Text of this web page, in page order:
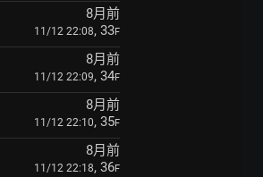
8月前
11/12 22:08, 33F
8月前
11/12 22:09, 34F
8月前
11/12 22:10, 35F
8月前
11/12 22:18, 36F